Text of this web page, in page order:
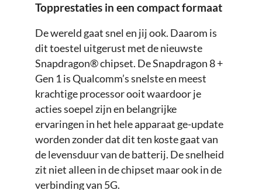
Topprestaties in een compact formaat
De wereld gaat snel en jij ook. Daarom is
dit toestel uitgerust met de nieuwste
Snapdragon® chipset. De Snapdragon 8 +
Gen 1 is Qualcomm’s snelste en meest
krachtige processor ooit waardoor je
acties soepel zijn en belangrijke
ervaringen in het hele apparaat ge-update
worden zonder dat dit ten koste gaat van
de levensduur van de batterij. De snelheid
zit niet alleen in de chipset maar ook in de
verbinding van 5G.